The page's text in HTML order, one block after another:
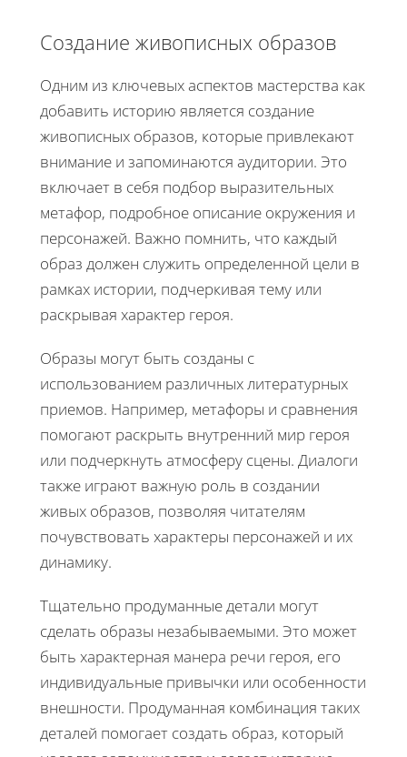
Создание живописных образов
Одним из ключевых аспектов мастерства как
добавить историю является создание
живописных образов, которые привлекают
внимание и запоминаются аудитории. Это
включает в себя подбор выразительных
метафор, подробное описание окружения и
персонажей. Важно помнить, что каждый
образ должен служить определенной цели в
рамках истории, подчеркивая тему или
раскрывая характер героя.
Образы могут быть созданы с
использованием различных литературных
приемов. Например, метафоры и сравнения
помогают раскрыть внутренний мир героя
или подчеркнуть атмосферу сцены. Диалоги
также играют важную роль в создании
живых образов, позволяя читателям
почувствовать характеры персонажей и их
динамику.
Тщательно продуманные детали могут
сделать образы незабываемыми. Это может
быть характерная манера речи героя, его
индивидуальные привычки или особенности
внешности. Продуманная комбинация таких
деталей помогает создать образ, который